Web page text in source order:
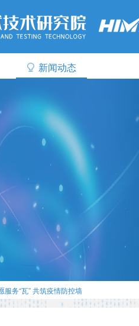
新闻动态
服务“瓦” 共筑疫情防控墙